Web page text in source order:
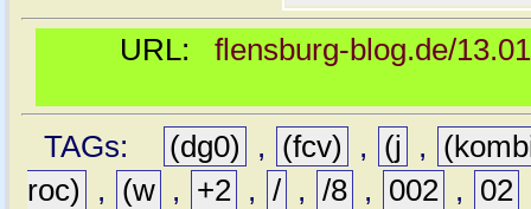
URL: flensburg-blog.de/
TAGs: (dg0) , (fcv) , (j ,
roc)
, (w , +2 , / , /8 , 002 , 02